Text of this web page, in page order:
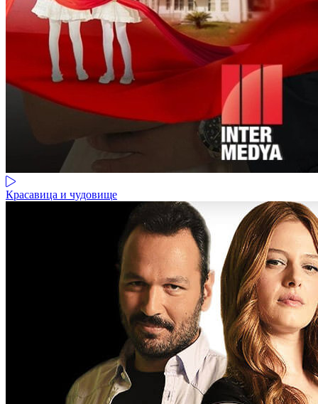
Красавица и чудовище